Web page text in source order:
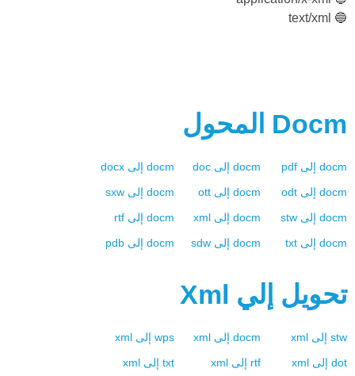
🔵 text/xml
Docm المحول
docm إلى pdf
docm إلى doc
docm إلى docx
docm إلى odt
docm إلى ott
docm إلى sxw
docm إلى stw
docm إلى xml
docm إلى rtf
docm إلى txt
docm إلى sdw
docm إلى pdb
تحويل إلي Xml
stw إلى xml
docm إلى xml
wps إلى xml
dot إلى xml
rtf إلى xml
txt إلى xml